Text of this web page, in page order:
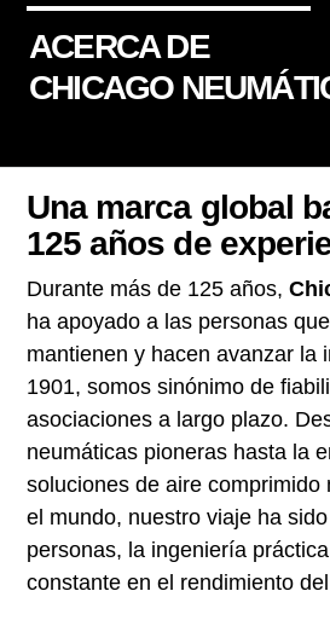
ACERCA DE
CHICAGO
Una marca global
125 años de
Durante más de 125 años,
ha apoyado a las personas
mantienen y hacen avanzar la
1901, somos sinónimo de
asociaciones a largo plazo.
neumáticas pioneras hasta la
soluciones de aire comprimido
el mundo, nuestro viaje ha
personas, la ingeniería
constante en el rendimiento